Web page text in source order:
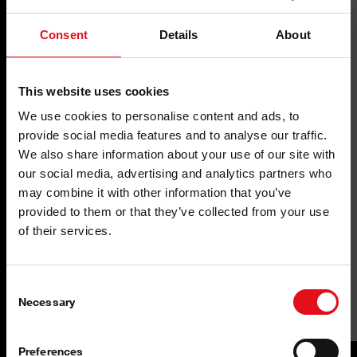
Consent Details About
This website uses cookies
We use cookies to personalise content and ads, to
provide social media features and to analyse our traffic.
We also share information about your use of our site with
our social media, advertising and analytics partners who
may combine it with other information that you’ve
provided to them or that they’ve collected from your use
of their services.
Selection
Necessary
Preferences
Capteur de pression d'huile